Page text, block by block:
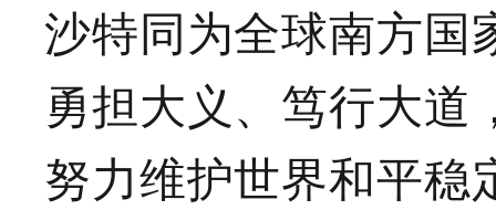
沙特同为全球南方国
勇担大义、笃行大道
努力维护世界和平稳